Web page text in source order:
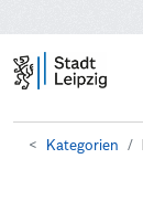
Kategorien